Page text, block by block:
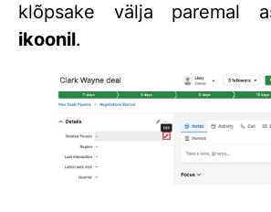
klõpsake välja paremal
ikoonil.